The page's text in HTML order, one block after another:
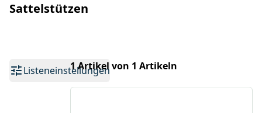
Sattelstützen
Listeneinstellungen1 Artikel von 1 Artikeln